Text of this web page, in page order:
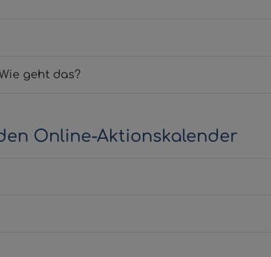
/ Sponsor von MdRzA werden. Wie geht das?
Online-Aktionskalender